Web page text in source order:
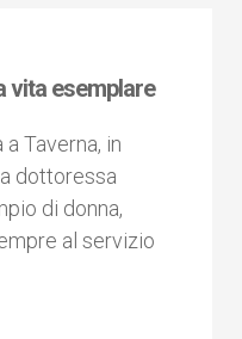
vita esemplare
Taverna, in
dottoressa
di donna,
al servizio